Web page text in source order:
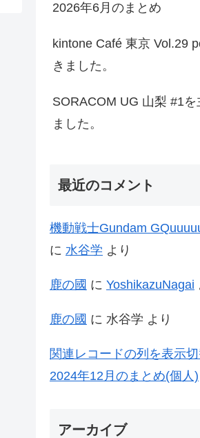
2026年6月のまとめ
kintone Café 東京 Vol.29
きました。
SORACOM UG 山梨 #1を
ました。
最近のコメント
機動戦士Gundam
に 水谷学 より
鹿の國 に YoshikazuNagai
鹿の國 に 水谷学 より
関連レコードの列を表示
2024年12月のまとめ(個人)
アーカイブ